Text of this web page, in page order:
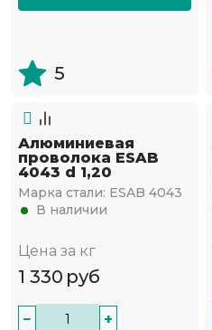
5
Алюминиевая
проволока ESAB
4043 d 1,20
Марка стали: ESAB 4043
В наличии
Цена за кг
1 330 руб
− +